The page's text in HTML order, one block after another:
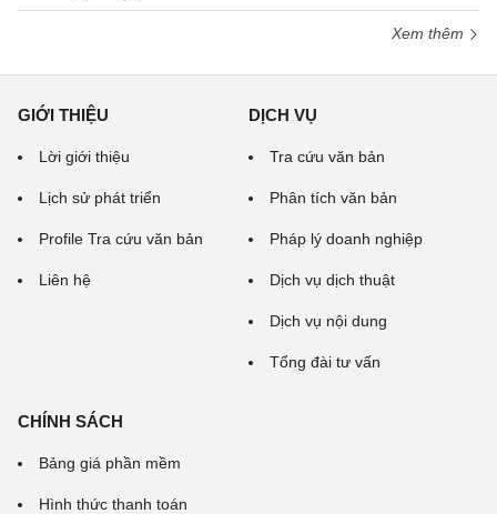
Xem thêm
GIỚI THIỆU
Lời giới thiệu
Lịch sử phát triển
Profile Tra cứu văn bản
Liên hệ
DỊCH VỤ
Tra cứu văn bản
Phân tích văn bản
Pháp lý doanh nghiệp
Dịch vụ dịch thuật
Dịch vụ nội dung
Tổng đài tư vấn
CHÍNH SÁCH
Bảng giá phần mềm
Hình thức thanh toán